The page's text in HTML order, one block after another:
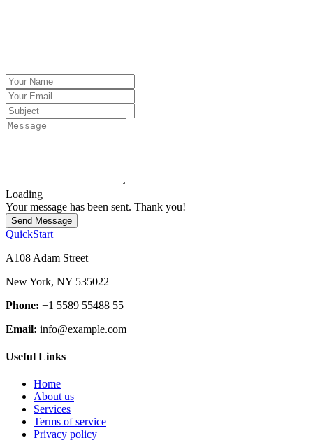
Loading
Your message has been sent. Thank you!
Send Message
QuickStart
A108 Adam Street
New York, NY 535022
Phone: +1 5589 55488 55
Email: info@example.com
Useful Links
Home
About us
Services
Terms of service
Privacy policy